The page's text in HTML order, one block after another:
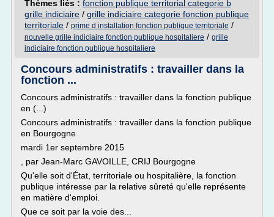
Thèmes liés : fonction publique territorial categorie b
grille indiciaire / grille indiciaire categorie fonction publique
territoriale / prime d installation fonction publique territoriale /
nouvelle grille indiciaire fonction publique hospitaliere / grille
indiciaire fonction publique hospitaliere
Concours administratifs : travailler dans la
fonction ...
Concours administratifs : travailler dans la fonction publique
en (...)
Concours administratifs : travailler dans la fonction publique
en Bourgogne
mardi 1er septembre 2015
, par Jean-Marc GAVOILLE, CRIJ Bourgogne
Qu'elle soit d'État, territoriale ou hospitalière, la fonction
publique intéresse par la relative sûreté qu'elle représente
en matière d'emploi.
Que ce soit par la voie des...